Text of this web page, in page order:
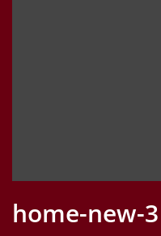
home-new-3